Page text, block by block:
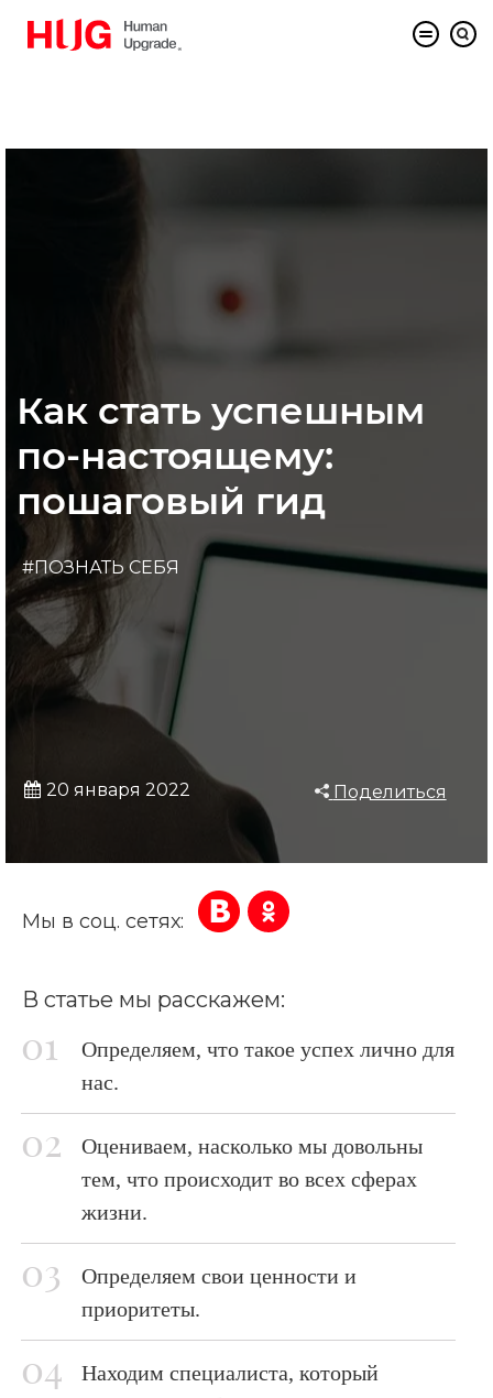
Как стать успешным
по-настоящему:
пошаговый гид
#ПОЗНАТЬ СЕБЯ
20 января 2022 Поделиться
Мы в соц. сетях:
В статье мы расскажем:
Определяем, что такое успех лично для
нас.
Оцениваем, насколько мы довольны
тем, что происходит во всех сферах
жизни.
Определяем свои ценности и
приоритеты.
Находим специалиста, который